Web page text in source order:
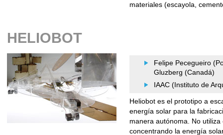
materiales (escayola,
HELIOBOT
Felipe Pecegueiro
Gluzberg (Canadá)
IAAC (Instituto de
Heliobot es el prototipo a
energía solar para la
manera autónoma. No
concentrando la energía